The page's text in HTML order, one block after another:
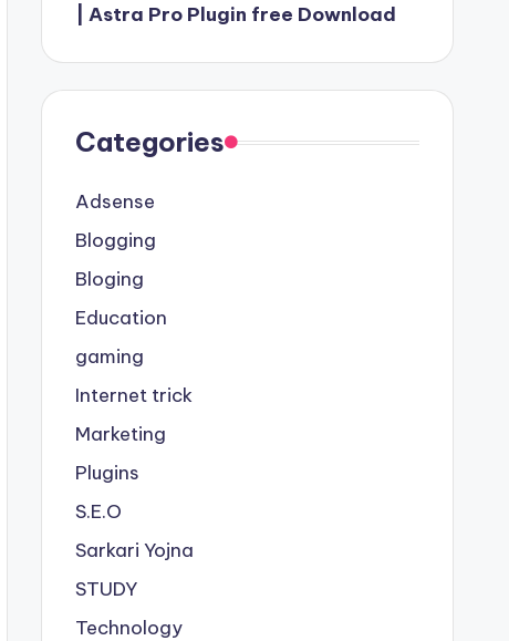
| Astra Pro Plugin free Download
Categories
Adsense
Blogging
Bloging
Education
gaming
Internet trick
Marketing
Plugins
S.E.O
Sarkari Yojna
STUDY
Technology